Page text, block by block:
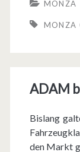
MONZA
MONZA
ADAM
Bislang
den Markt